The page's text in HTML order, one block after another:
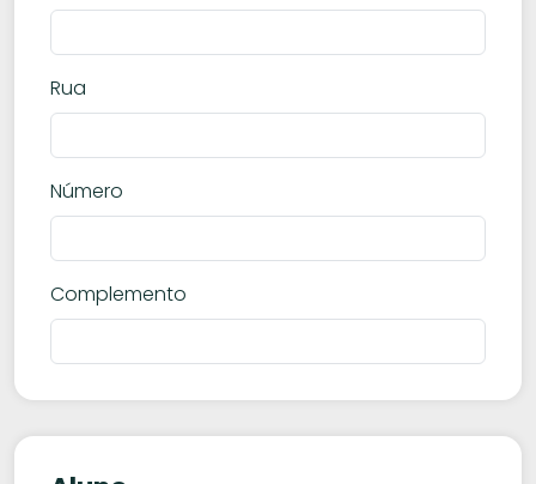
Rua
Número
Complemento